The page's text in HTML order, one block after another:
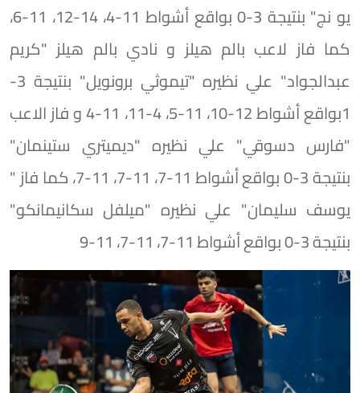
يو نج" بنتيجة 3-0 بواقع أشواط 11-4، 14-12، 11-6،
كما فاز لاعب بالم هيلز و نادي بالم هيلز "كريم
عبدالجواد" علي نظيره "تيموثي برونويل" بنتيجة 3-
1بواقع أشواط 12-10، 11-5، 4-11، 11-4 و فاز الاعب
"فارس دسوقي" علي نظيره "ديميتري ستينمان"
بنتيجة 3-0 بواقع أشواط 11-7، 11-7، 11-7، كما فاز "
يوسف سليمان" علي نظيره "ميلفل سكانيمانكو"
بنتيجة 3-0 بواقع أشواط 11-7، 11-7، 11-9